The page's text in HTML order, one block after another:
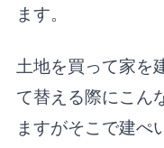
ます。
土地を買って家を
て替える際にこん
ますがそこで建ぺ